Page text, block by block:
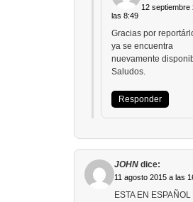
12 septiembre
las 8:49
Gracias por
ya se encuentra
nuevamente
Saludos.
Responder
JOHN dice:
11 agosto 2015 a las
ESTA EN